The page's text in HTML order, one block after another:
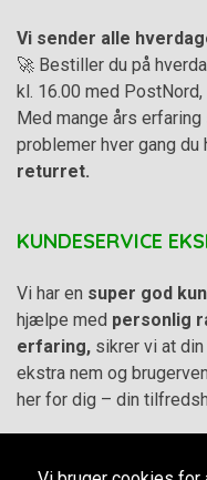
Vi sender alle
🚀 Bestiller du på
kl. 16.00 med
Med mange års
problemer hver gang
returret.
KUNDESERVICE
Vi har en super god
hjælpe med personlig
erfaring, sikrer vi at
ekstra nem og
her for dig – din